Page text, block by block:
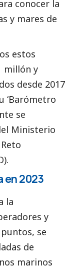
conocer la
y mares de
estos
millón y
desde 2017
‘Barómetro
se
Ministerio
en 2023
la
y
se
de
marinos